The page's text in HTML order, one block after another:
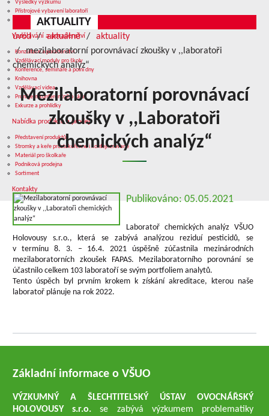
Výsledky výzkumu
Přístrojové vybavení laboratoří
Služby v oblasti výzkumu
Vzdělávání a poradenství
Konzultace a poradenství
Vzdělávací moduly pro školy
Konference, semináře a polní dny
Knihovna
Vzdělávací videa
Pronájem konferenčního sálu
Exkurze a prohlídky
Nabídka produkce a prodej
Představení produktů
Stromky a keře prostokořenné i kontejnerované
Materiál pro školkaře
Podniková prodejna
Sortiment
Kontakty
AKTUALITY
úvod aktuálně
aktuality
mezilaboratorní porovnávací zkoušky v ,,laboratoři
chemických analýz“
Mezilaboratorní porovnávací
zkoušky v ,,Laboratoři
chemických analýz“
Publikováno: 05.05.2021
Laboratoř chemických analýz VŠUO
Holovousy s.r.o., která se zabývá analýzou reziduí pesticidů, se
v termínu 8. 3. – 16.4. 2021 úspěšně zúčastnila mezinárodních
mezilaboratorních zkoušek FAPAS. Mezilaboratorního porovnání se
účastnilo celkem 103 laboratoří se svým portfoliem analytů.
Tento úspěch byl prvním krokem k získání akreditace, kterou naše
laboratoř plánuje na rok 2022.
Základní informace o VŠUO
VÝZKUMNÝ A ŠLECHTITELSKÝ ÚSTAV OVOCNÁŘSKÝ
HOLOVOUSY s.r.o.se zabývá výzkumem problematiky